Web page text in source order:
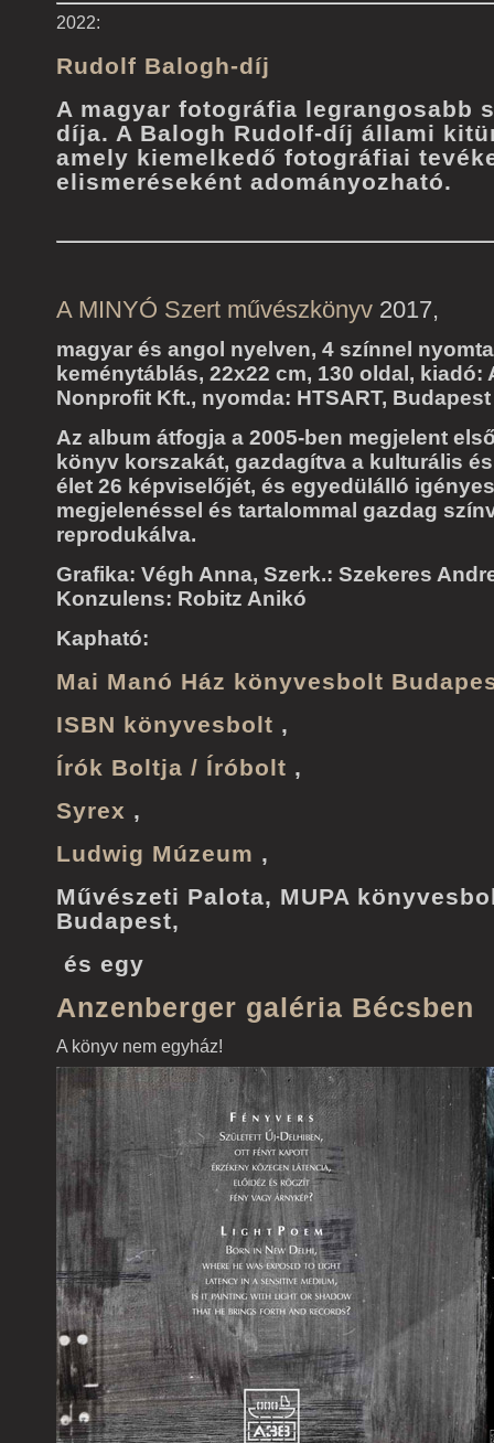
2022:
Rudolf Balogh-díj
A magyar fotográfia legrangosabb
díja. A Balogh Rudolf-díj állami
amely kiemelkedő fotográfiai
elismeréseként adományozható.
A MINYÓ Szert művészkönyv 2017,
magyar és angol nyelven, 4 színnel
keménytáblás, 22x22 cm, 130 oldal, kiadó:
Nonprofit Kft., nyomda: HTSART,
Az album átfogja a 2005-ben megjelent
könyv korszakát, gazdagítva a kulturális
élet 26 képviselőjét, és egyedülálló igényes
megjelenéssel és tartalommal gazdag
reprodukálva.
Grafika: Végh Anna, Szerk.: Szekeres
Konzulens: Robitz Anikó
Kapható:
Mai Manó Ház könyvesbolt
ISBN könyvesbolt ,
Írók Boltja / Íróbolt ,
Syrex ,
Ludwig Múzeum ,
Művészeti Palota, MUPA
Budapest,
és egy
Anzenberger galéria Bécsben
A könyv nem egyház!